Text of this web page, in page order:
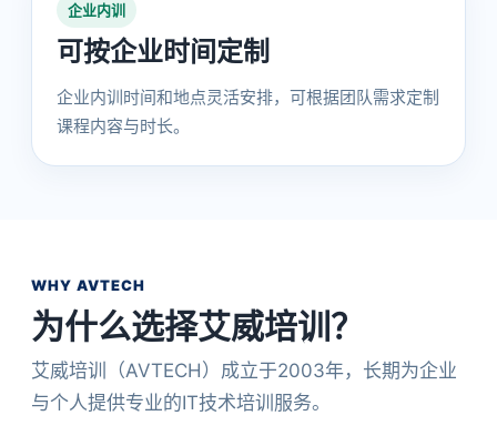
企业内训
可按企业时间定制
企业内训时间和地点灵活安排，可根据团队需求定制
课程内容与时长。
WHY AVTECH
为什么选择艾威培训？
艾威培训（AVTECH）成立于2003年，长期为企业
与个人提供专业的IT技术培训服务。